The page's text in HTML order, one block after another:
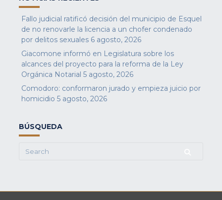
Fallo judicial ratificó decisión del municipio de Esquel
de no renovarle la licencia a un chofer condenado
por delitos sexuales 6 agosto, 2026
Giacomone informó en Legislatura sobre los
alcances del proyecto para la reforma de la Ley
Orgánica Notarial 5 agosto, 2026
Comodoro: conformaron jurado y empieza juicio por
homicidio 5 agosto, 2026
BÚSQUEDA
Search